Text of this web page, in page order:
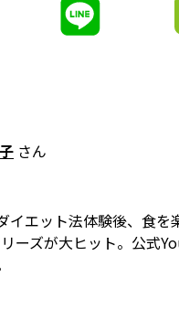
さん
エット法体験後、食を
ーズが大ヒット。公式